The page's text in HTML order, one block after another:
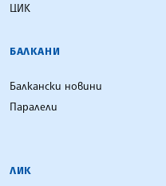
ЦИК
БАЛКАНИ
Балкански новини
Паралели
ЛИК